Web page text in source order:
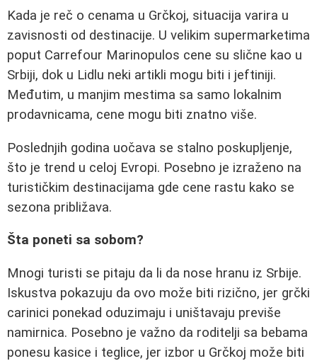
Kada je reč o cenama u Grčkoj, situacija varira u
zavisnosti od destinacije. U velikim supermarketima
poput Carrefour Marinopulos cene su slične kao u
Srbiji, dok u Lidlu neki artikli mogu biti i jeftiniji.
Međutim, u manjim mestima sa samo lokalnim
prodavnicama, cene mogu biti znatno više.
Poslednjih godina uočava se stalno poskupljenje,
što je trend u celoj Evropi. Posebno je izraženo na
turističkim destinacijama gde cene rastu kako se
sezona približava.
Šta poneti sa sobom?
Mnogi turisti se pitaju da li da nose hranu iz Srbije.
Iskustva pokazuju da ovo može biti rizično, jer grčki
carinici ponekad oduzimaju i uništavaju previše
namirnica. Posebno je važno da roditelji sa bebama
ponesu kasice i teglice, jer izbor u Grčkoj može biti